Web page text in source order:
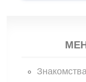
Знакомства